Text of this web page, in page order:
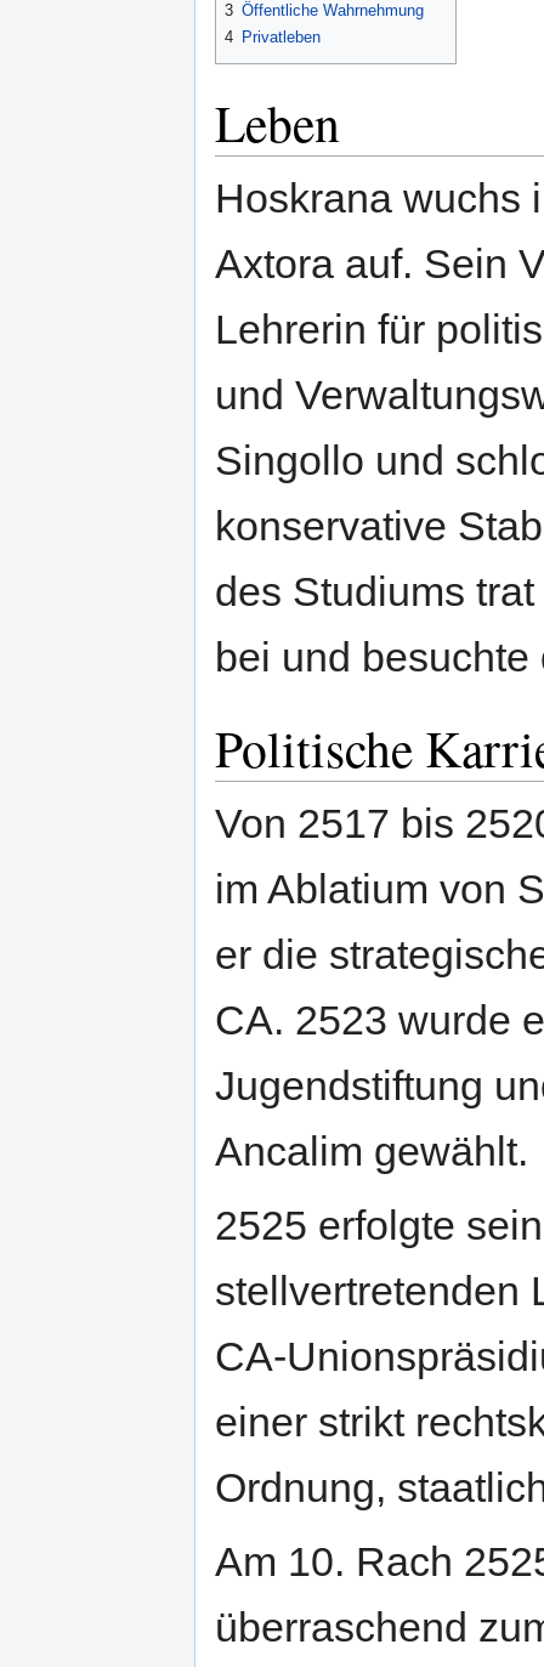
3 Öffentliche Wahrnehmung
4 Privatleben
Leben
Hoskrana wuchs
Axtora auf. Sein
Lehrerin für
und
Singollo und
konservative
des Studiums
bei und
Politische
Von 2517 bis
im Ablatium von
er die
CA. 2523 wurde
Jugendstiftung
Ancalim gewählt.
2525 erfolgte
stellvertretenden
CA-
einer strikt
Ordnung,
Am 10. Rach
überraschend